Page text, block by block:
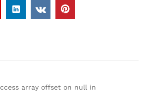
array offset on null in